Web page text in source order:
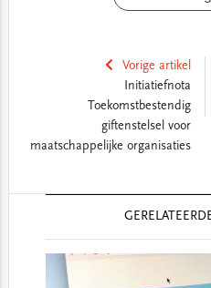
Vorige artikel
Initiatiefnota
Toekomstbestendig
giftenstelsel voor
maatschappelijke organisaties